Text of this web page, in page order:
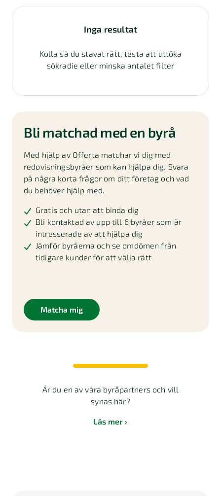
Inga resultat
Kolla så du stavat rätt, testa att uttöka
sökradie eller minska antalet filter
Bli matchad med en byrå
Med hjälp av Offerta matchar vi dig med
redovisningsbyråer som kan hjälpa dig. Svara
på några korta frågor om ditt företag och vad
du behöver hjälp med.
Gratis och utan att binda dig
Bli kontaktad av upp till 6 byråer som är
intresserade av att hjälpa dig
Jämför byråerna och se omdömen från
tidigare kunder för att välja rätt
Matcha mig
Är du en av våra byråpartners och vill
synas här?
Läs mer